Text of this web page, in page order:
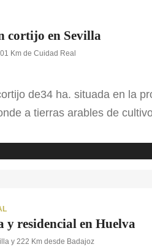
cortijo en Sevilla
Km de Cuidad Real
de34 ha. situada en la
a tierras arables de
un cortijo nuevo con
y residencial en Huelva
y 222 Km desde Badajoz